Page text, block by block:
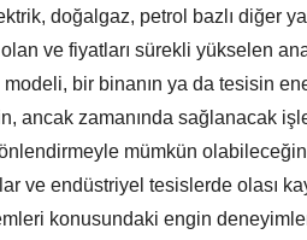
doğalgaz, petrol bazlı diğer
ve fiyatları sürekli yükselen
bir binanın ya da tesisin
ancak zamanında sağlanacak
mümkün
ve endüstriyel tesislerde olası
konusundaki engin